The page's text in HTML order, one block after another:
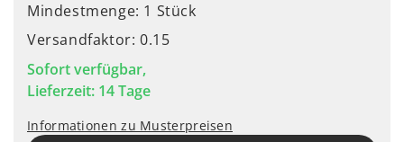
Mindestmenge: 1 Stück
Versandfaktor: 0.15
Sofort verfügbar,
Lieferzeit: 14 Tage
Informationen zu Musterpreisen